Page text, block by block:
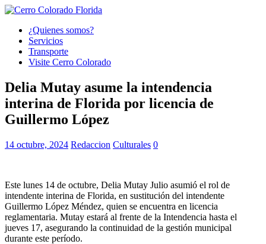
¿Quienes somos?
Servicios
Transporte
Visite Cerro Colorado
Delia Mutay asume la intendencia
interina de Florida por licencia de
Guillermo López
14 octubre, 2024 Redaccion Culturales 0
Este lunes 14 de octubre, Delia Mutay Julio asumió el rol de
intendente interina de Florida, en sustitución del intendente
Guillermo López Méndez, quien se encuentra en licencia
reglamentaria. Mutay estará al frente de la Intendencia hasta el
jueves 17, asegurando la continuidad de la gestión municipal
durante este período.